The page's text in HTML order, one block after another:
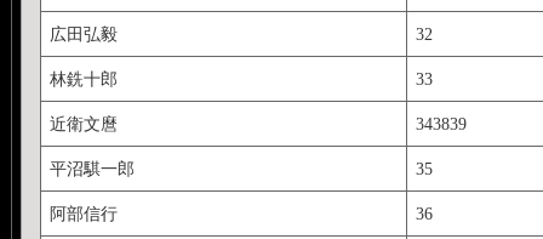
広田弘毅 32
林銑十郎 33
近衛文麿 343839
平沼騏一郎 35
阿部信行 36